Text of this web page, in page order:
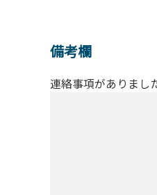
備考欄
連絡事項がありまし